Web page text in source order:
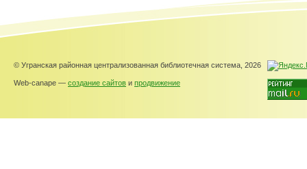
© Угранская районная централизованная библиотечная система, 2026
Web-canape — создание сайтов и продвижение